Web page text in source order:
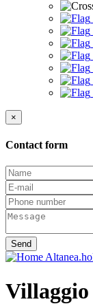
×
Contact form
Send